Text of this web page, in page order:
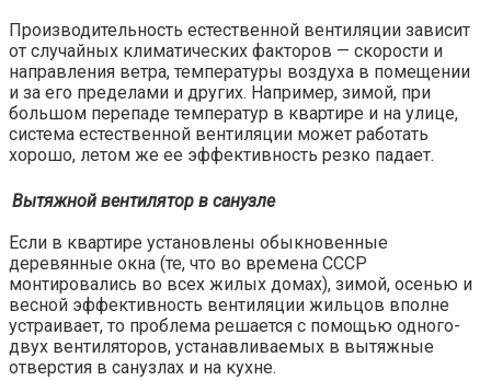
Производительность естественной вентиляции зависит
от случайных климатических факторов — скорости и
направления ветра, температуры воздуха в помещении
и за его пределами и других. Например, зимой, при
большом перепаде температур в квартире и на улице,
система естественной вентиляции может работать
хорошо, летом же ее эффективность резко падает.
Вытяжной вентилятор в санузле
Если в квартире установлены обыкновенные
деревянные окна (те, что во времена СССР
монтировались во всех жилых домах), зимой, осенью и
весной эффективность вентиляции жильцов вполне
устраивает, то проблема решается с помощью одного-
двух вентиляторов, устанавливаемых в вытяжные
отверстия в санузлах и на кухне.